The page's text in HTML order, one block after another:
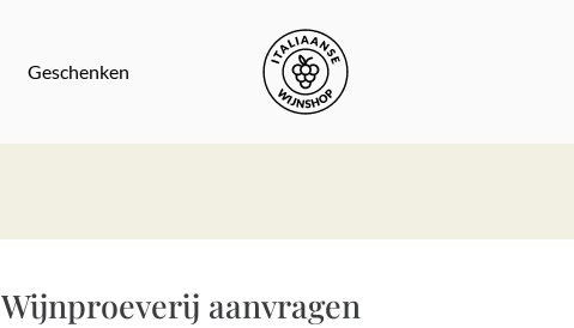
Geschenken
Wijnproeverij aanvragen